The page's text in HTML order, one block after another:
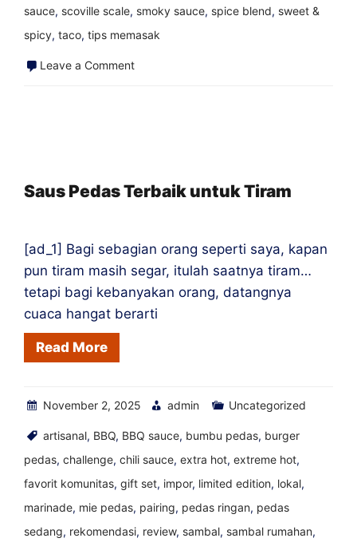
sauce, scoville scale, smoky sauce, spice blend, sweet &
spicy, taco, tips memasak
Leave a Commenton
St.
Saus Pedas Terbaik untuk Tiram
[ad_1] Bagi sebagian orang seperti saya, kapan
pun tiram masih segar, itulah saatnya tiram…
tetapi bagi kebanyakan orang, datangnya
cuaca hangat berarti
Read More
November 2, 2025 admin Uncategorized
artisanal, BBQ, BBQ sauce, bumbu pedas, burger
pedas, challenge, chili sauce, extra hot, extreme hot,
favorit komunitas, gift set, impor, limited edition, lokal,
marinade, mie pedas, pairing, pedas ringan, pedas
sedang, rekomendasi, review, sambal, sambal rumahan,